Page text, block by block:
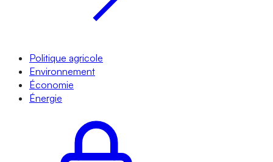
Politique agricole
Environnement
Économie
Énergie